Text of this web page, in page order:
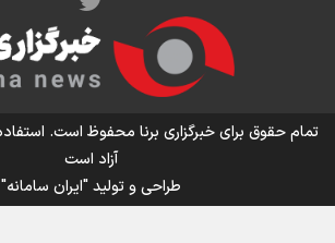
اینفو برنا/ میزان مالیات بر ارزش افزوده
تمام حقوق برای خبرگزاری برنا محفوظ است.
آزاد است
طراحی و تولید"ایران سامانه"